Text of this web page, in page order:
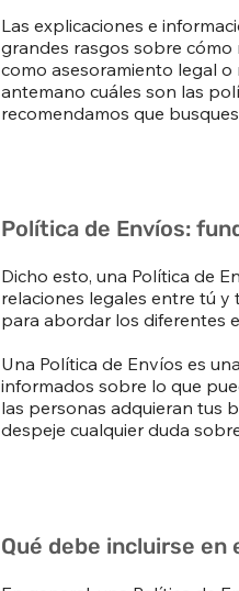
Las explicaciones e
grandes rasgos sobre
como asesoramiento legal
antemano cuáles son las
recomendamos que
Política de Envíos:
Dicho esto, una Política de
relaciones legales entre tú
para abordar los diferentes
Una Política de Envíos es
informados sobre lo que
las personas adquieran tus
despeje cualquier duda
Qué debe incluirse en